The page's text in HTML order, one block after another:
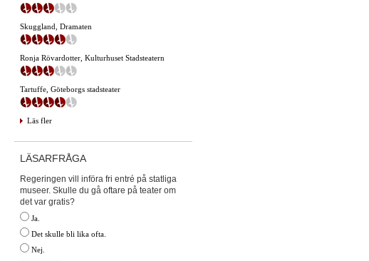
Skuggland, Dramaten
Ronja Rövardotter, Kulturhuset Stadsteatern
Tartuffe, Göteborgs stadsteater
Läs fler
LÄSARFRÅGA
Regeringen vill införa fri entré på statliga
museer. Skulle du gå oftare på teater om
det var gratis?
Ja.
Det skulle bli lika ofta.
Nej.